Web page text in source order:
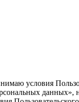
условия
данных»,